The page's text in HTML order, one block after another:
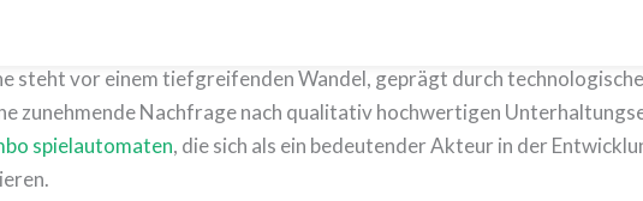
steht vor einem tiefgreifenden Wandel, geprägt durch
zunehmende Nachfrage nach qualitativ hochwertigen
spielautomaten, die sich als ein bedeutender Akteur in der